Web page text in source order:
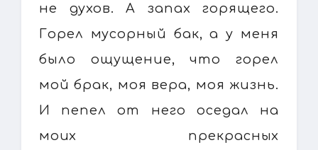
не духов. А запах горящего.
Горел мусорный бак, а у меня
было ощущение, что горел
мой брак, моя вера, моя жизнь.
И пепел от него оседал на
моих прекрасных